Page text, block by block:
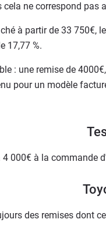
cela ne correspond pas
à partir de 33 750€,
17,77 %.
: une remise de
pour un modèle
4 000€ à la commande
des remises dont